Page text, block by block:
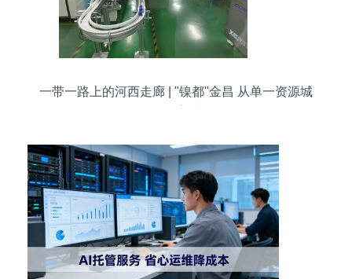
一带一路上的河西走廊 | "镍都"金昌 从单一资源城